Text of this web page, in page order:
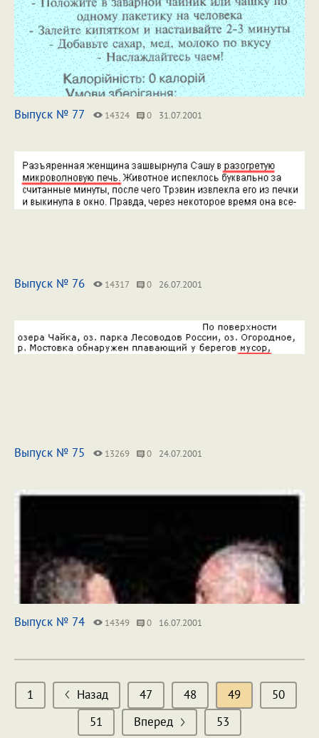
Выпуск № 77 14324 0 31.07.2001
Выпуск № 76 14317 0 26.07.2001
Выпуск № 75 13269 0 24.07.2001
Выпуск № 74 14349 0 16.07.2001
1 Назад 47 48 49
50
51
Вперед 53